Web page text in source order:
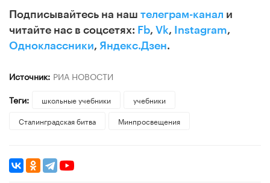
Подписывайтесь на наш телеграм-канал и
читайте нас в соцсетях: Fb, Vk, Instagram,
Одноклассники, Яндекс.Дзен.
Источник: РИА НОВОСТИ
Теги:
школьные учебники
учебники
Сталинградская битва
Минпросвещения